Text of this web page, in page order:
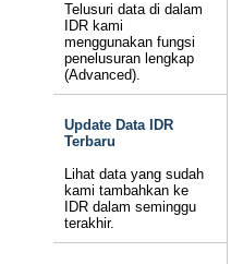
Telusuri data di dalam
IDR kami
menggunakan fungsi
penelusuran lengkap
(Advanced).
Update Data IDR
Terbaru
Lihat data yang sudah
kami tambahkan ke
IDR dalam seminggu
terakhir.